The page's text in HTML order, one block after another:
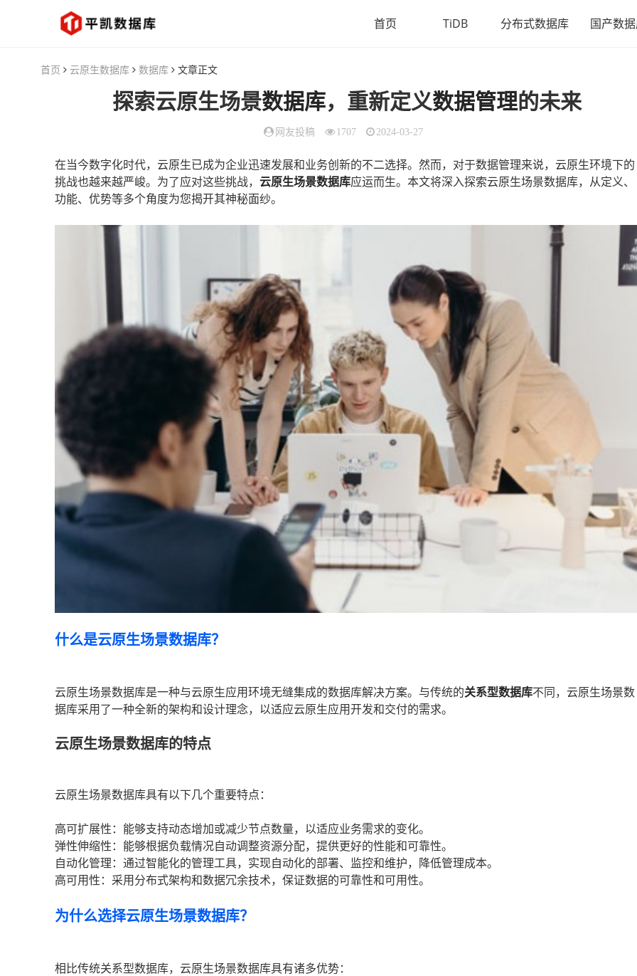
首页 TiDB 分布式数据库 国产数
首页 云原生数据库 数据库 文章正文
探索云原生场景数据库，重新定义数据管理的未来
网友投稿 1707 2024-03-27
在当今数字化时代，云原生已成为企业迅速发展和业务创新的不二选择。然而，对于数据管理来说，云原生环境下的
挑战也越来越严峻。为了应对这些挑战， 云原生场景数据库应运而生。本文将深入探索云原生场景数据库，从定义、
功能、优势等多个角度为您揭开其神秘面纱。
什么是云原生场景数据库？
云原生场景数据库是一种与云原生应用环境无缝集成的数据库解决方案。与传统的关系型数据库不同，云原生场景数
据库采用了一种全新的架构和设计理念，以适应云原生应用开发和交付的需求。
云原生场景数据库的特点
云原生场景数据库具有以下几个重要特点：
高可扩展性：能够支持动态增加或减少节点数量，以适应业务需求的变化。
弹性伸缩性：能够根据负载情况自动调整资源分配，提供更好的性能和可靠性。
自动化管理：通过智能化的管理工具，实现自动化的部署、监控和维护，降低管理成本。
高可用性：采用分布式架构和数据冗余技术，保证数据的可靠性和可用性。
为什么选择云原生场景数据库？
相比传统关系型数据库，云原生场景数据库具有诸多优势：